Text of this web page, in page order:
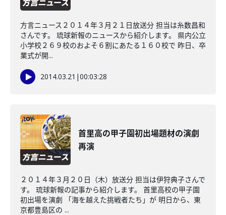
方言ニュース２０１４年３月２１日放送分 担当は糸数昌和
さんです。 琉球新報のニュースから紹介します。 県内公立
小学校２６９校のおよそ６割にあたる１６０校で 昨日、卒
業式が開...
2014.03.21 |00:03:28
首里高の甲子園初出場題材の演劇
再演
２０１４年３月２０日（木）放送分 担当は伊狩典子さんで
す。 琉球新報の記事から紹介します。 首里高校の甲子園
初出場を演劇 「海を越えた挑戦者たち」が 明日から、東
京都豊島区の ...